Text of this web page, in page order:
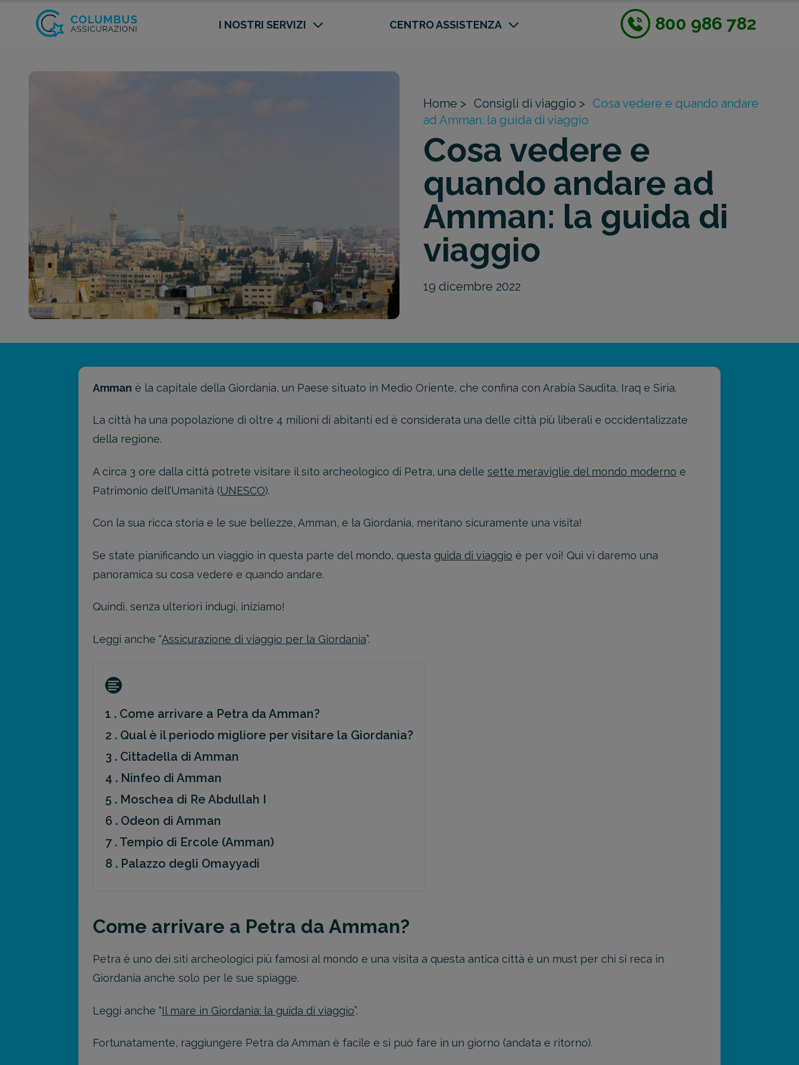
I NOSTRI SERVIZI CENTRO ASSISTENZA 800 986 782
Home > Consigli di viaggio > Cosa vedere e quando andare
ad Amman: la guida di viaggio
Cosa vedere e
quando andare ad
Amman: la guida di
viaggio
19 dicembre 2022
Amman è la capitale della Giordania, un Paese situato in Medio Oriente, che confina con Arabia Saudita, Iraq e Siria.
La città ha una popolazione di oltre 4 milioni di abitanti ed è considerata una delle città più liberali e occidentalizzate
della regione.
A circa 3 ore dalla città potrete visitare il sito archeologico di Petra, una delle sette meraviglie del mondo moderno e
Patrimonio dell’Umanità (UNESCO).
Con la sua ricca storia e le sue bellezze, Amman, e la Giordania, meritano sicuramente una visita!
Se state pianificando un viaggio in questa parte del mondo, questa guida di viaggio è per voi! Qui vi daremo una
panoramica su cosa vedere e quando andare.
Quindi, senza ulteriori indugi, iniziamo!
Leggi anche “Assicurazione di viaggio per la Giordania”.
1 . Come arrivare a Petra da Amman?
2 . Qual è il periodo migliore per visitare la Giordania?
3 . Cittadella di Amman
4 . Ninfeo di Amman
5 . Moschea di Re Abdullah I
6 . Odeon di Amman
7 . Tempio di Ercole (Amman)
8 . Palazzo degli Omayyadi
Come arrivare a Petra da Amman?
Petra è uno dei siti archeologici più famosi al mondo e una visita a questa antica città è un must per chi si reca in
Giordania anche solo per le sue spiagge.
Leggi anche “Il mare in Giordania: la guida di viaggio”.
Fortunatamente, raggiungere Petra da Amman è facile e si può fare in un giorno (andata e ritorno).